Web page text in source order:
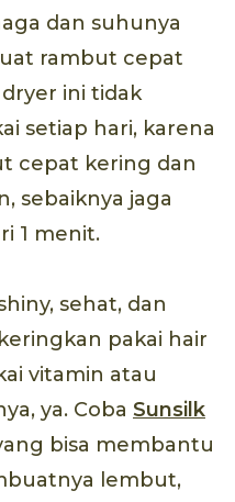
dan suhunya
rambut cepat
ini tidak
setiap hari, karena
cepat kering dan
sebaiknya jaga
1 menit.
sehat, dan
pakai hair
vitamin atau
ya. Coba Sunsilk
bisa membantu
lembut,